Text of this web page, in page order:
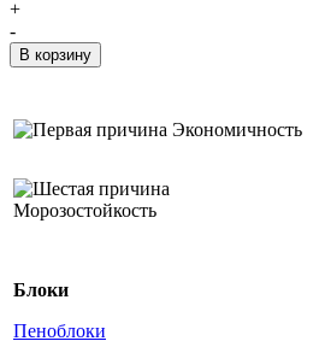
+
-
Экономичность
Морозостойкость
Блоки
Пеноблоки